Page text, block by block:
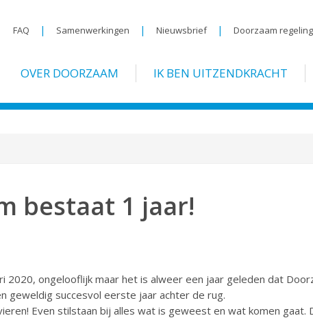
OVER DOORZAAM IK BEN UITZENDKRACHT
FAQ | Samenwerkingen | Nieuwsbrief | Doorzaam
bestaat 1 jaar!
2020, ongelooflijk maar het is alweer een jaar geleden dat
geweldig succesvol eerste jaar achter de rug.
Even stilstaan bij alles wat is geweest en wat komen gaat.